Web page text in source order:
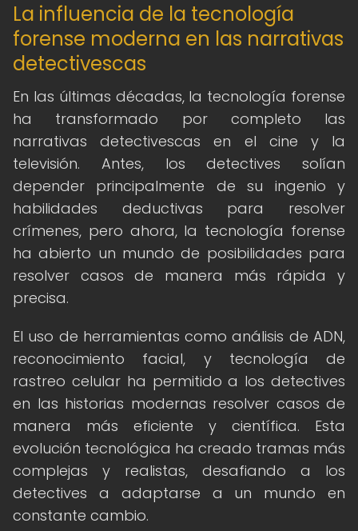
La influencia de la tecnología
forense moderna en las narrativas
detectivescas
En las últimas décadas, la tecnología forense
ha transformado por completo las
narrativas detectivescas en el cine y la
televisión. Antes, los detectives solían
depender principalmente de su ingenio y
habilidades deductivas para resolver
crímenes, pero ahora, la tecnología forense
ha abierto un mundo de posibilidades para
resolver casos de manera más rápida y
precisa.
El uso de herramientas como análisis de ADN,
reconocimiento facial, y tecnología de
rastreo celular ha permitido a los detectives
en las historias modernas resolver casos de
manera más eficiente y científica. Esta
evolución tecnológica ha creado tramas más
complejas y realistas, desafiando a los
detectives a adaptarse a un mundo en
constante cambio.